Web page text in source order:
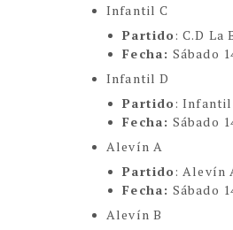
Infantil C
Partido: C.D La
Fecha:Sábado
Infantil D
Partido: Infantil
Fecha:Sábado
Alevín A
Partido: Alevín
Fecha:Sábado
Alevín B